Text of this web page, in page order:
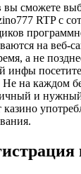
вы сможете
RTP с
на веб-
а не
инфы
на каждом
и